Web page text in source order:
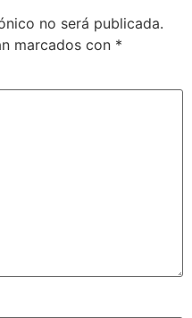
no será publicada.
marcados con *